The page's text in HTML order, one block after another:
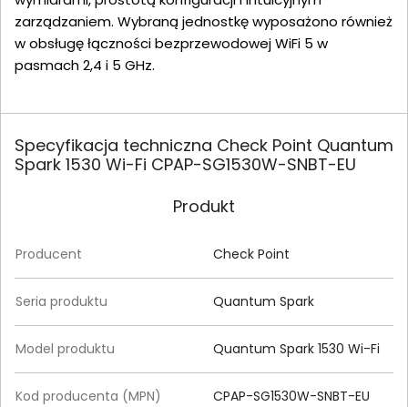
zarządzaniem. Wybraną jednostkę wyposażono również
w obsługę łączności bezprzewodowej WiFi 5 w
pasmach 2,4 i 5 GHz.
Specyfikacja techniczna Check Point Quantum
Spark 1530 Wi-Fi CPAP-SG1530W-SNBT-EU
Produkt
Producent Check Point
Seria produktu Quantum Spark
Model produktu Quantum Spark 1530 Wi-Fi
Kod producenta (MPN) CPAP-SG1530W-SNBT-EU